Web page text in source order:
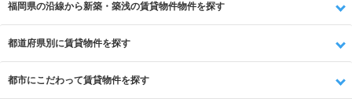
福岡県の沿線から新築・築浅の賃貸物件物件を探す
都道府県別に賃貸物件を探す
都市にこだわって賃貸物件を探す